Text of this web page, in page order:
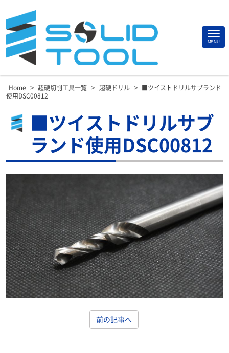
MENU
Home > 超硬切削工具一覧 > 超硬ドリル >
■ツイストドリルサブランド
使用DSC00812
■ツイストドリルサブ
ランド使用DSC00812
前の記事へ
Site
Footer